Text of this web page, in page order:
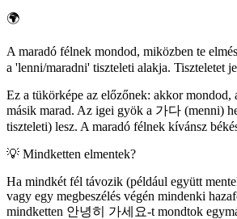
🌍
A maradó félnek mondod, miközben te
a 'lenni/maradni' tiszteleti alakja. Tiszteletet
Ez a tükörképe az előzőnek: akkor mondod,
másik marad. Az igei gyök a 가다 (menni)
tiszteleti) lesz. A maradó félnek kívánsz
💡 Mindketten elmentek?
Ha mindkét fél távozik (például együtt
vagy egy megbeszélés végén mindenki
mindketten 안녕히 가세요-t mondtok